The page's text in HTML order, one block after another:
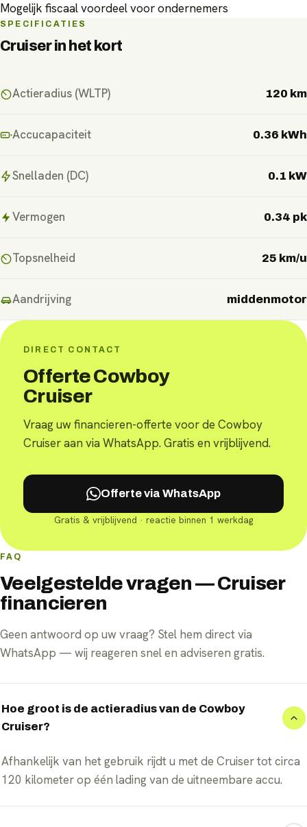
Mogelijk fiscaal voordeel voor ondernemers
SPECIFICATIES
Cruiserin het kort
Actieradius (WLTP) 120 km
Accucapaciteit 0.36 kWh
Snelladen (DC) 0.1 kW
Vermogen 0.34 pk
Topsnelheid 25 km/u
Aandrijving middenmotor
DIRECT CONTACT
Offerte Cowboy
Cruiser
Vraag uw financieren-offerte voor de Cowboy
Cruiser aan via WhatsApp. Gratis en vrijblijvend.
Offerte via WhatsApp
Gratis & vrijblijvend · reactie binnen 1 werkdag
FAQ
Veelgestelde vragen — Cruiser
financieren
Geen antwoord op uw vraag? Stel hem direct via
WhatsApp — wij reageren snel en adviseren gratis.
Hoe groot is de actieradius van de Cowboy
Cruiser?
Afhankelijk van het gebruik rijdt u met de Cruiser tot circa
120 kilometer op één lading van de uitneembare accu.